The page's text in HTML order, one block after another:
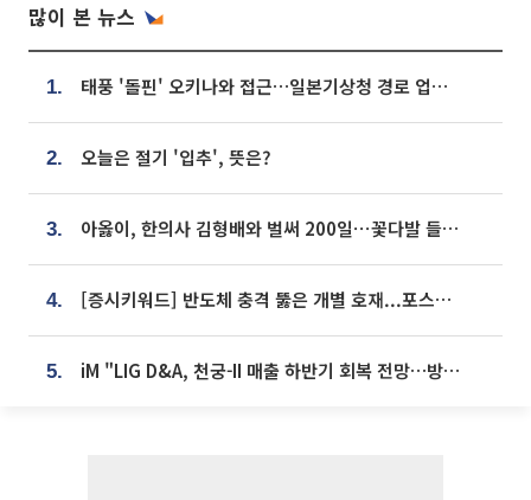
많이 본 뉴스
1. 태풍 '돌핀' 오키나와 접근…일본기상청 경로 업데이트
2. 오늘은 절기 '입추', 뜻은?
3. 아옳이, 한의사 김형배와 벌써 200일⋯꽃다발 들고 "프러포즈 아냐"
4. [증시키워드] 반도체 충격 뚫은 개별 호재...포스코퓨처엠·에코프로·한화솔루션 '눈길'
5. iM "LIG D&A, 천궁-II 매출 하반기 회복 전망…방산 톱픽 유지"